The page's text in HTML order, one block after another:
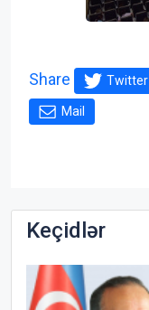
Share Twitter
Mail
Keçidlər